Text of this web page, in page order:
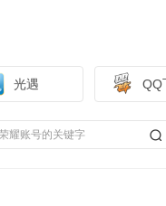
光遇